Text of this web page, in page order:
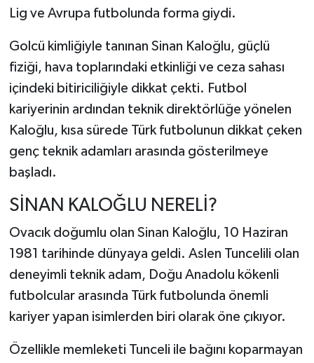
Lig ve Avrupa futbolunda forma giydi.
Golcü kimliğiyle tanınan Sinan Kaloğlu, güçlü
fiziği, hava toplarındaki etkinliği ve ceza sahası
içindeki bitiriciliğiyle dikkat çekti. Futbol
kariyerinin ardından teknik direktörlüğe yönelen
Kaloğlu, kısa sürede Türk futbolunun dikkat çeken
genç teknik adamları arasında gösterilmeye
başladı.
SİNAN KALOĞLU NERELİ?
Ovacıkdoğumlu olan Sinan Kaloğlu, 10 Haziran
1981 tarihinde dünyaya geldi. Aslen Tuncelili olan
deneyimli teknik adam, Doğu Anadolu kökenli
futbolcular arasında Türk futbolunda önemli
kariyer yapan isimlerden biri olarak öne çıkıyor.
Özellikle memleketi Tunceli ile bağını koparmayan